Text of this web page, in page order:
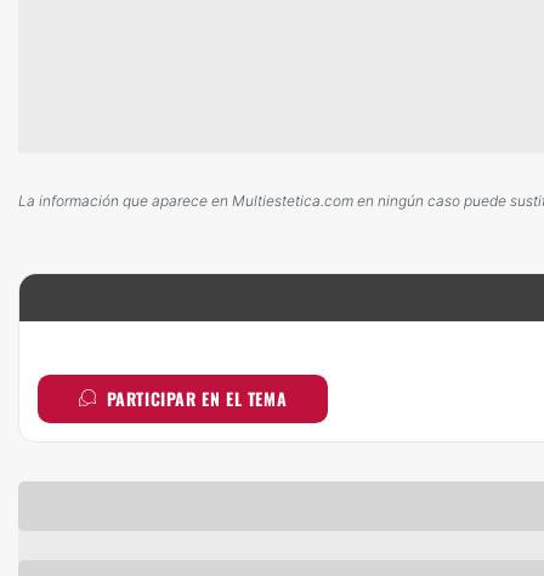
La información que aparece en Multiestetica.com en ningún caso puede
PARTICIPAR EN EL TEMA